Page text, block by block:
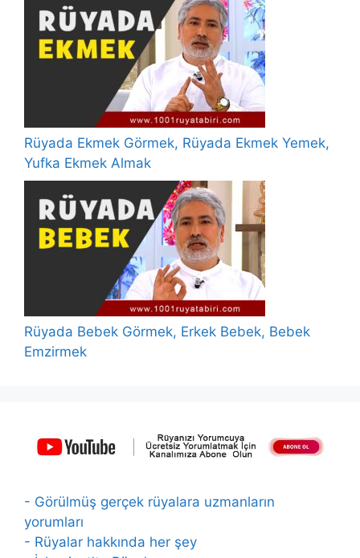
Rüyada Ekmek Görmek, Rüyada Ekmek Yemek,
Yufka Ekmek Almak
Rüyada Bebek Görmek, Erkek Bebek, Bebek
Emzirmek
- Görülmüş gerçek rüyalara uzmanların
yorumları
- Rüyalar hakkında her şey